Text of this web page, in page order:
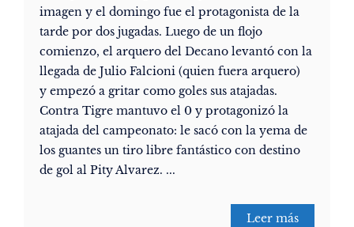
imagen y el domingo fue el protagonista de la
tarde por dos jugadas. Luego de un flojo
comienzo, el arquero del Decano levantó con la
llegada de Julio Falcioni (quien fuera arquero)
y empezó a gritar como goles sus atajadas.
Contra Tigre mantuvo el 0 y protagonizó la
atajada del campeonato: le sacó con la yema de
los guantes un tiro libre fantástico con destino
de gol al Pity Alvarez. ...
Leer más